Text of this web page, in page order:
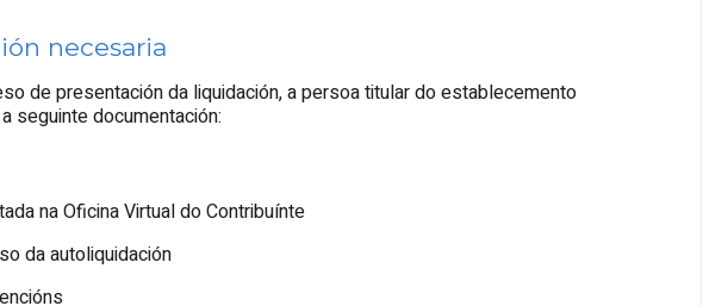
necesaria
de presentación da liquidación, a persoa titular do establecemento
seguinte documentación:
na Oficina Virtual do Contribuínte
da autoliquidación